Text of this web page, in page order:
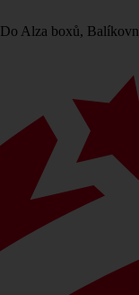
Alza boxů,